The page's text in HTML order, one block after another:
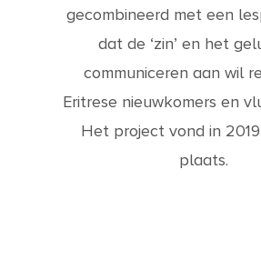
gecombineerd met een
dat de ‘zin’ en het
communiceren aan wil
Eritrese nieuwkomers en
Het project vond in
plaats.